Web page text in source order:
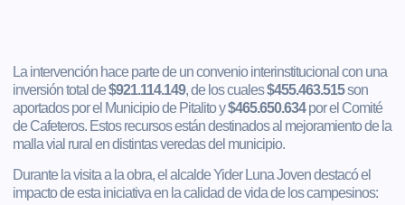
La intervención hace parte de un convenio interinstitucional con una
inversión total de$921.114.149, de los cuales$455.463.515son
aportados por el Municipio de Pitalito y$465.650.634por el Comité
de Cafeteros. Estos recursos están destinados al mejoramiento de la
malla vial rural en distintas veredas del municipio.
Durante la visita a la obra, el alcalde Yider Luna Joven destacó el
impacto de esta iniciativa en la calidad de vida de los campesinos: